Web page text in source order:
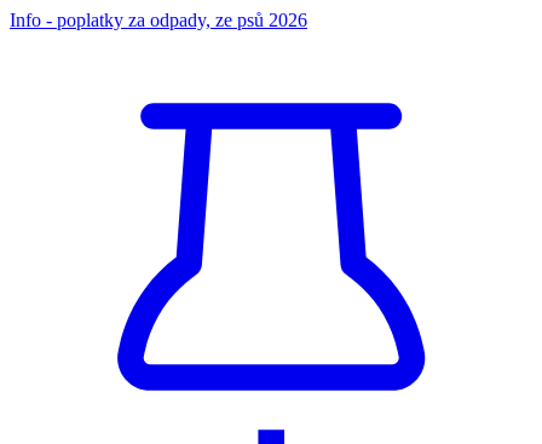
Info - poplatky za odpady, ze psů 2026